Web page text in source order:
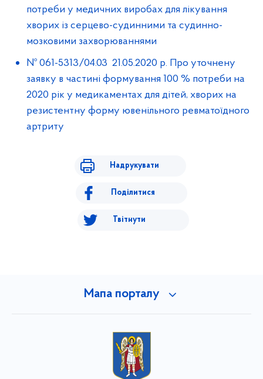
потреби у медичних виробах для лікування
хворих із серцево-судинними та судинно-
мозковими захворюваннями
№ 061-5313/04.03 21.05.2020 р. Про уточнену
заявку в частині формування 100 % потреби на
2020 рік у медикаментах для дітей, хворих на
резистентну форму ювенільного ревматоїдного
артриту
Надрукувати
Поділитися
Твітнути
Мапа порталу